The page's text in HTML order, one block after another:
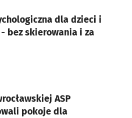
dla dzieci i
- bez skierowania i za
ASP
pokoje dla